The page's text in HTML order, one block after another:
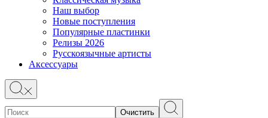
Наш выбор
Новые поступления
Популярные пластинки
Релизы 2026
Русскоязычные артисты
Аксессуары
Очистить